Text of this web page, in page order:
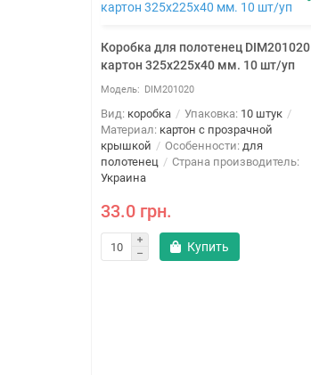
Коробка для полотенец DIM201020
картон 325х225х40 мм. 10 шт/уп
DIM201020
Вид: коробка Упаковка: 10 штук
Материал: картон с прозрачной
крышкой
Особенности: для
полотенец
Страна производитель:
Украина
33.0 грн.
Купить